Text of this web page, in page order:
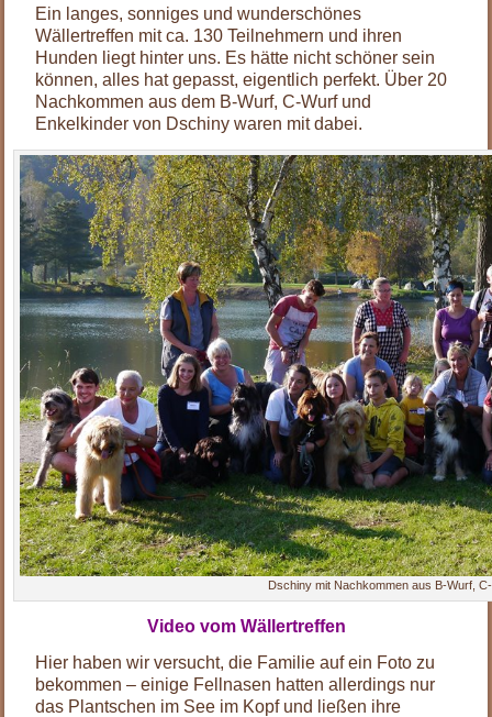
Ein langes, sonniges und wunderschönes
Wällertreffen mit ca. 130 Teilnehmern und ihren
Hunden liegt hinter uns. Es hätte nicht schöner sein
können, alles hat gepasst, eigentlich perfekt. Über 20
Nachkommen aus dem B-Wurf, C-Wurf und
Enkelkinder von Dschiny waren mit dabei.
Dschiny mit Nachkommen aus B-Wurf,
Video vom Wällertreffen
Hier haben wir versucht, die Familie auf ein Foto zu
bekommen – einige Fellnasen hatten allerdings nur
das Plantschen im See im Kopf und ließen ihre